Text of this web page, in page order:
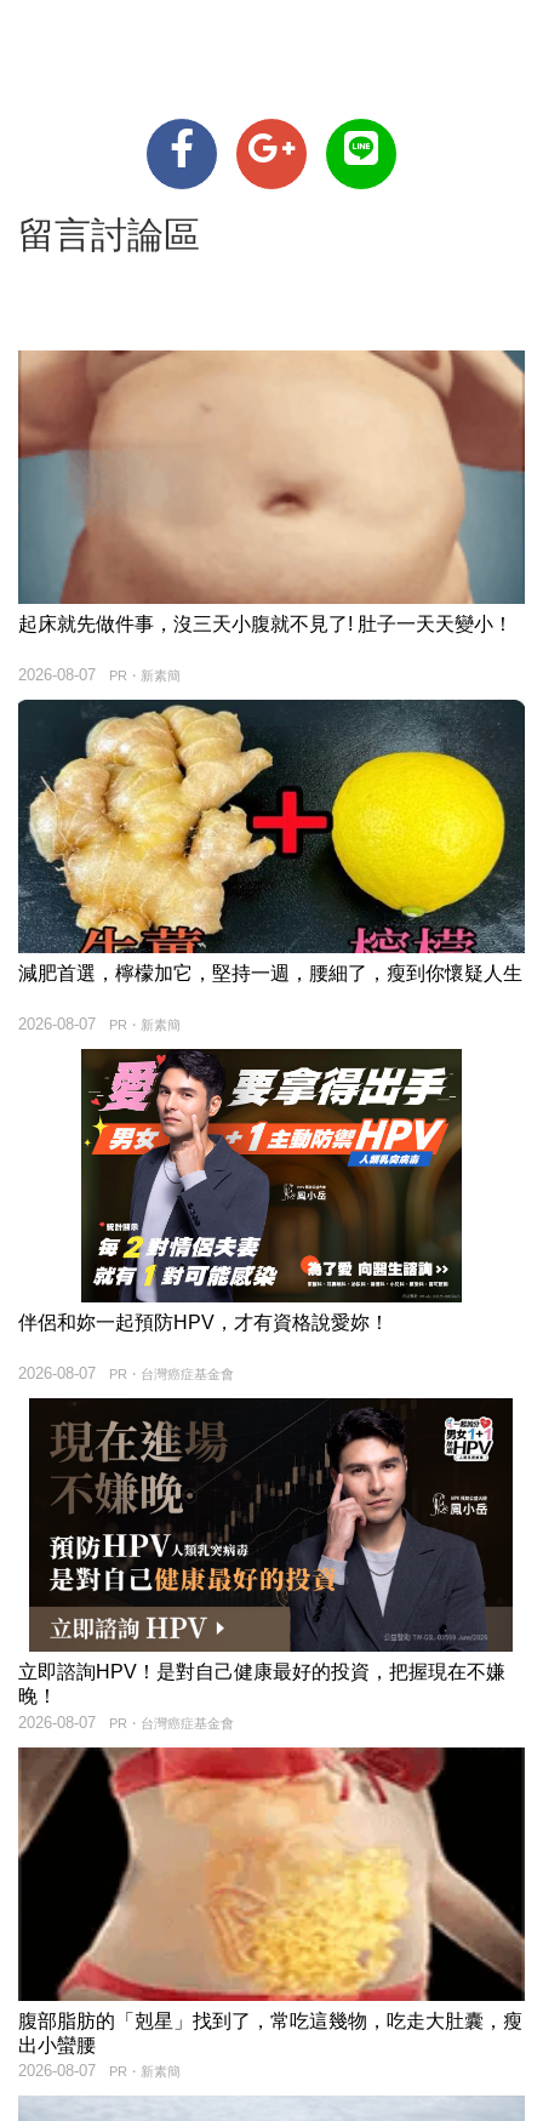
留言討論區
起床就先做件事，沒三天小腹就不見了! 肚子一天天變小！
PR・新素簡
2026-08-07
減肥首選，檸檬加它，堅持一週，腰細了，瘦到你懷疑人生
PR・新素簡
2026-08-07
伴侶和妳一起預防HPV，才有資格說愛妳！
PR・台灣癌症基金會
2026-08-07
立即諮詢HPV！是對自己健康最好的投資，把握現在不嫌
晚！
PR・台灣癌症基金會
2026-08-07
腹部脂肪的「剋星」找到了，常吃這幾物，吃走大肚囊，瘦
出小蠻腰
PR・新素簡
2026-08-07